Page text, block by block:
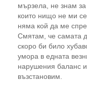
мързела, не знам
които нищо не ми
няма кой да ме
Смятам, че самата
скоро би било
умора в едната
нарушения баланс
възстановим.